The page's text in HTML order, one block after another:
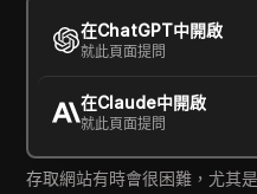
在ChatGPT中開啟
就此頁面提問
在Claude中開啟
就此頁面提問
阿列克謝·西多羅夫
2025年8月 7 分鐘 閱
Copy Link
存取網站有時會很困難，尤其